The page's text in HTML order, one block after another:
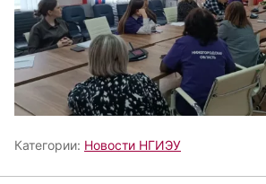
Категории: Новости НГИЭУ